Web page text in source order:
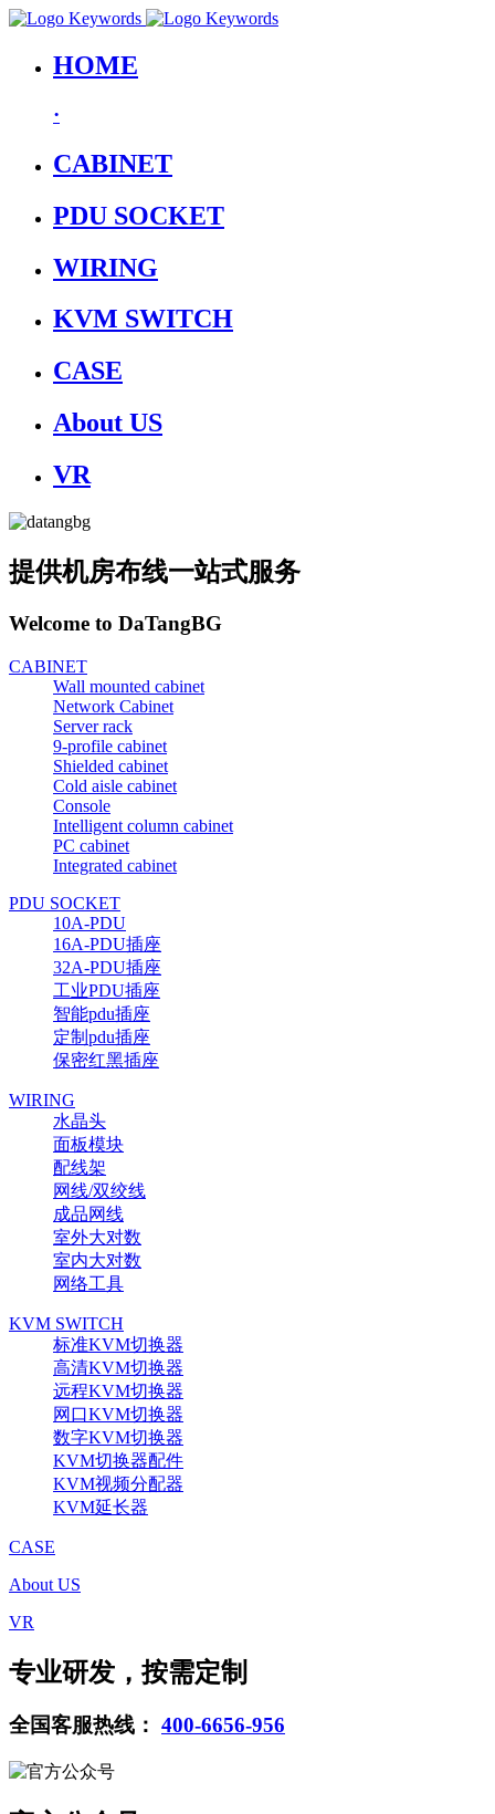
HOME
·
CABINET
PDU SOCKET
WIRING
KVM SWITCH
CASE
About US
VR
提供机房布线一站式服务
Welcome to DaTangBG
CABINET
Wall mounted cabinet
Network Cabinet
Server rack
9-profile cabinet
Shielded cabinet
Cold aisle cabinet
Console
Intelligent column cabinet
PC cabinet
Integrated cabinet
PDU SOCKET
10A-PDU
16A-PDU插座
32A-PDU插座
工业PDU插座
智能pdu插座
定制pdu插座
保密红黑插座
WIRING
水晶头
面板模块
配线架
网线/双绞线
成品网线
室外大对数
室内大对数
网络工具
KVM SWITCH
标准KVM切换器
高清KVM切换器
远程KVM切换器
网口KVM切换器
数字KVM切换器
KVM切换器配件
KVM视频分配器
KVM延长器
CASE
About US
VR
专业研发，按需定制
全国客服热线： 400-6656-956